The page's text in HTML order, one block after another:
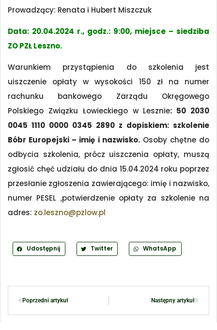
Prowadzący: Renata i Hubert Miszczuk
Data: 20.04.2024 r., godz.: 9:00, miejsce – siedziba
ZO PZŁ Leszno.
Warunkiem przystąpienia do szkolenia jest
uiszczenie opłaty w wysokości 150 zł na numer
rachunku bankowego Zarządu Okręgowego
Polskiego Związku Łowieckiego w Lesznie: 50 2030
0045 1110 0000 0345 2890 z dopiskiem: szkolenie
Bóbr Europejski – imię i nazwisko.Osoby chętne do
odbycia szkolenia, prócz uiszczenia opłaty, muszą
zgłosić chęć udziału do dnia 15.04.2024 roku poprzez
przesłanie zgłoszenia zawierającego: imię i nazwisko,
numer PESEL ,potwierdzenie opłaty za szkolenie na
adres: zo.leszno@pzlow.pl
Udostępnij Twitter WhatsApp
Poprzedni artykuł Następny artykuł